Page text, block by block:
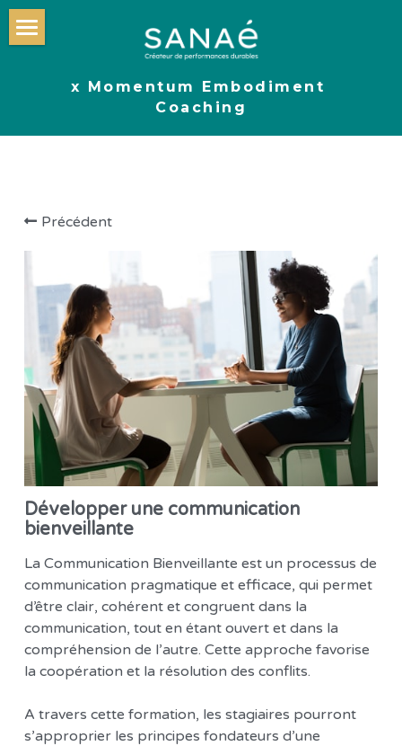
x Momentum Embodiment
Coaching
Précédent
Développer une communication
bienveillante
La Communication Bienveillante est un processus de
communication pragmatique et efficace, qui permet
d’être clair, cohérent et congruent dans la
communication, tout en étant ouvert et dans la
compréhension de l’autre. Cette approche favorise
la coopération et la résolution des conflits.
A travers cette formation, les stagiaires pourront
s’approprier les principes fondateurs d’une